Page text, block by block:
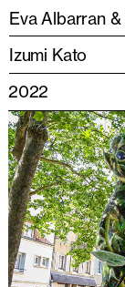
Eva Albarran &
Izumi Kato
2022